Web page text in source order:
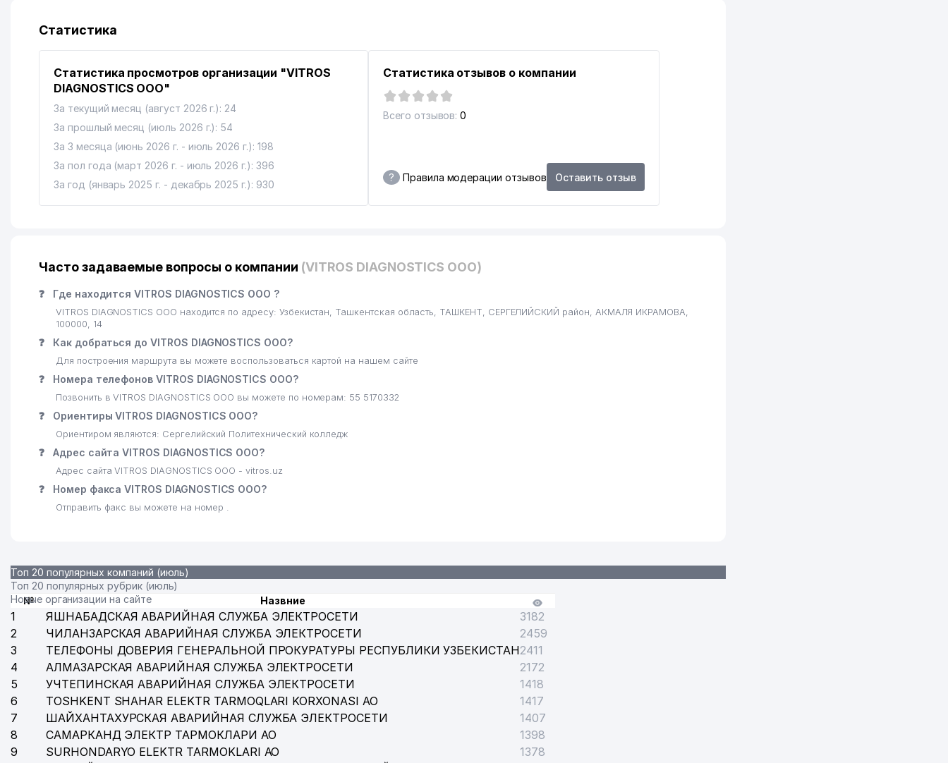
Статистика
Статистика просмотров организации "VITROS
DIAGNOSTICS ООО"
За текущий месяц (август 2026 г.): 24
За прошлый месяц (июль 2026 г.): 54
За 3 месяца (июнь 2026 г. - июль 2026 г.): 198
За пол года (март 2026 г. - июль 2026 г.): 396
За год (январь 2025 г. - декабрь 2025 г.): 930
Статистика отзывов о компании
Всего отзывов: 0
? Правила модерации отзывов Оставить отзыв
Часто задаваемые вопросы о компании (VITROS DIAGNOSTICS ООО)
❓ Где находится VITROS DIAGNOSTICS ООО ?
VITROS DIAGNOSTICS ООО находится по адресу: Узбекистан, Ташкентская область, ТАШКЕНТ, СЕРГЕЛИЙСКИЙ район, АКМАЛЯ ИКРАМОВА,
100000, 14
❓ Как добраться до VITROS DIAGNOSTICS ООО?
Для построения маршрута вы можете воспользоваться картой на нашем сайте
❓ Номера телефонов VITROS DIAGNOSTICS ООО?
Позвонить в VITROS DIAGNOSTICS ООО вы можете по номерам: 55 5170332
❓ Ориентиры VITROS DIAGNOSTICS ООО?
Ориентиром являются: Сергелийский Политехнический колледж
❓ Адрес сайта VITROS DIAGNOSTICS ООО?
Адрес сайта VITROS DIAGNOSTICS ООО - vitros.uz
❓ Номер факса VITROS DIAGNOSTICS ООО?
Отправить факс вы можете на номер .
Топ 20 популярных компаний (июль)
Топ 20 популярных рубрик (июль)
Новые организации на сайте
№ Назвние
1 ЯШНАБАДСКАЯ АВАРИЙНАЯ СЛУЖБА ЭЛЕКТРОСЕТИ
3182
2
ЧИЛАНЗАРСКАЯ АВАРИЙНАЯ СЛУЖБА ЭЛЕКТРОСЕТИ
2459
3
ТЕЛЕФОНЫ ДОВЕРИЯ ГЕНЕРАЛЬНОЙ ПРОКУРАТУРЫ РЕСПУБЛИКИ УЗБЕКИСТАН2411
4
АЛМАЗАРСКАЯ АВАРИЙНАЯ СЛУЖБА ЭЛЕКТРОСЕТИ
2172
5
УЧТЕПИНСКАЯ АВАРИЙНАЯ СЛУЖБА ЭЛЕКТРОСЕТИ
1418
6
TOSHKENT SHAHAR ELEKTR TARMOQLARI KORXONASI АО
1417
7
ШАЙХАНТАХУРСКАЯ АВАРИЙНАЯ СЛУЖБА ЭЛЕКТРОСЕТИ
1407
8
САМАРКАНД ЭЛЕКТР ТАРМОКЛАРИ АО
1398
9
SURHONDARYO ELEKTR TARMOKLARI АО
1378